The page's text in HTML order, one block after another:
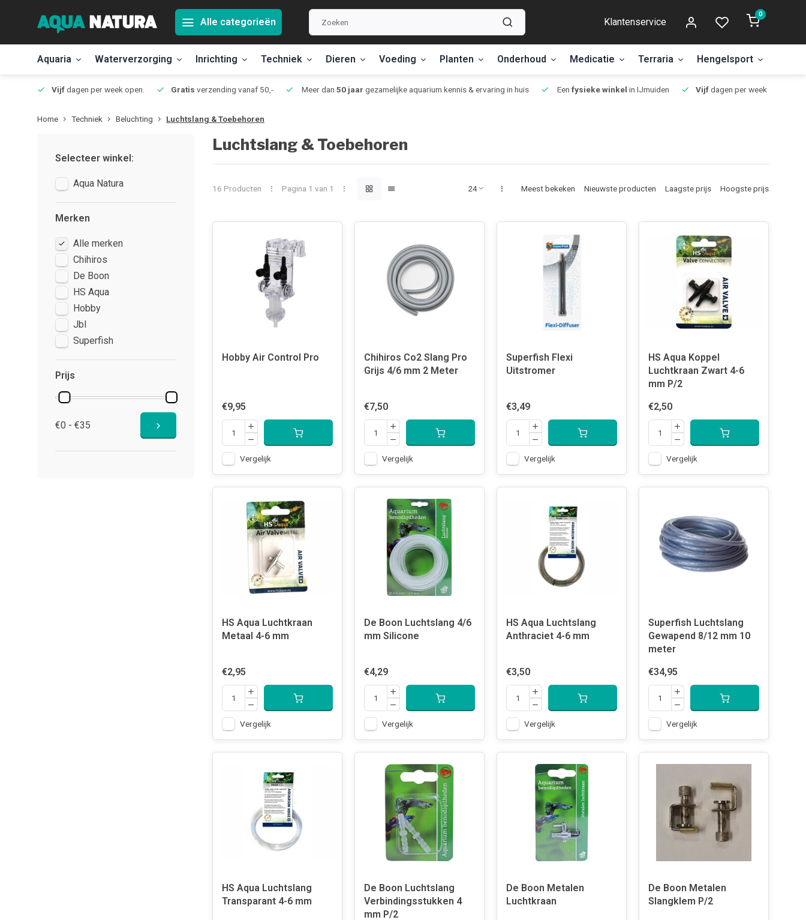
Alle categorieën Klantenservice
0
Aquaria Waterverzorging Inrichting Techniek Dieren Voeding Planten Onderhoud Medicatie Terraria Hengelsport
Vijfdagen per week open. Gratis verzending vanaf 50,- Meer dan 50 jaar gezamelijke aquarium kennis & ervaring in huis Een fysieke winkel in IJmuiden Vijfdagen per week open.
Home Techniek Beluchting Luchtslang & Toebehoren
Selecteer winkel:
Aqua Natura
Merken
Alle merken
Chihiros
De Boon
HS Aqua
Hobby
Jbl
Superfish
Prijs
€0 - €35
Luchtslang & Toebehoren
16 Producten Pagina 1 van 1 Meest bekeken Nieuwste producten Laagste prijs Hoogste prijs
Hobby Air Control Pro
€9,95
Vergelijk
Chihiros Co2 Slang Pro
Grijs 4/6 mm 2 Meter
€7,50
Vergelijk
Superfish Flexi
Uitstromer
€3,49
Vergelijk
HS Aqua Koppel
Luchtkraan Zwart 4-6
mm P/2
€2,50
Vergelijk
HS Aqua Luchtkraan
Metaal 4-6 mm
€2,95
Vergelijk
De Boon Luchtslang 4/6
mm Silicone
€4,29
Vergelijk
HS Aqua Luchtslang
Anthraciet 4-6 mm
€3,50
Vergelijk
Superfish Luchtslang
Gewapend 8/12 mm 10
meter
€34,95
Vergelijk
HS Aqua Luchtslang
Transparant 4-6 mm
De Boon Luchtslang
Verbindingsstukken 4
mm P/2
De Boon Metalen
Luchtkraan
De Boon Metalen
Slangklem P/2